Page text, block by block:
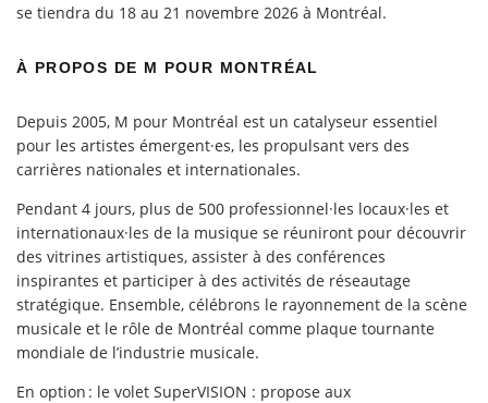
se tiendra du 18 au 21 novembre 2026 à Montréal.
À PROPOS DE M POUR MONTRÉAL
Depuis 2005, M pour Montréal est un catalyseur essentiel
pour les artistes émergent·es, les propulsant vers des
carrières nationales et internationales.
Pendant 4 jours, plus de 500 professionnel·les locaux·les et
internationaux·les de la musique se réuniront pour découvrir
des vitrines artistiques, assister à des conférences
inspirantes et participer à des activités de réseautage
stratégique. Ensemble, célébrons le rayonnement de la scène
musicale et le rôle de Montréal comme plaque tournante
mondiale de l’industrie musicale.
En option : le volet SuperVISION : propose aux